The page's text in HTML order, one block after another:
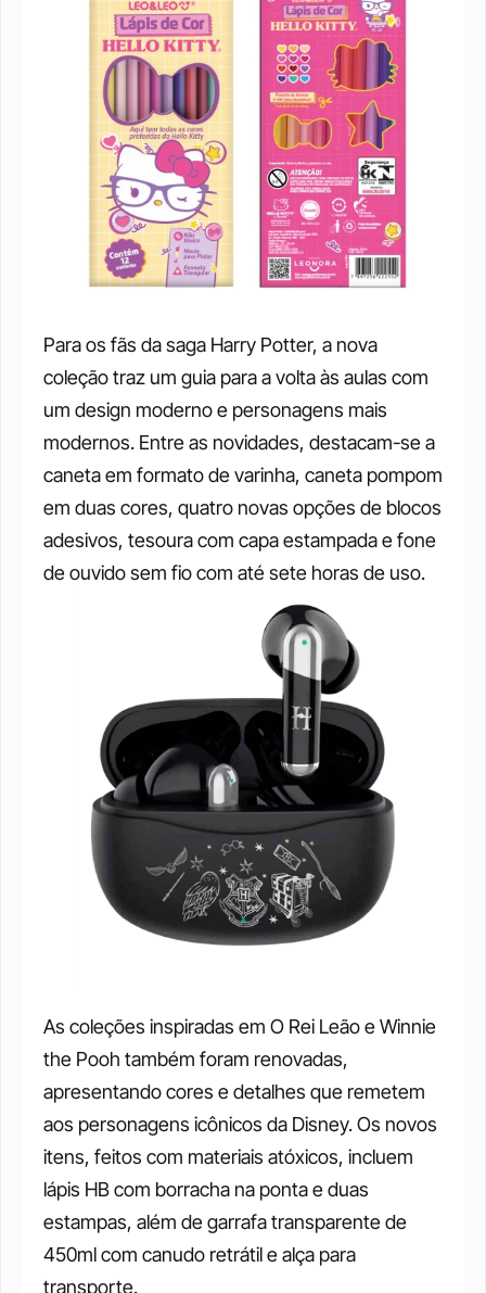
Para os fãs da saga Harry Potter, a nova
coleção traz um guia para a volta às aulas com
um design moderno e personagens mais
modernos. Entre as novidades, destacam-se a
caneta em formato de varinha, caneta pompom
em duas cores, quatro novas opções de blocos
adesivos, tesoura com capa estampada e fone
de ouvido sem fio com até sete horas de uso.
As coleções inspiradas em O Rei Leão e Winnie
the Pooh também foram renovadas,
apresentando cores e detalhes que remetem
aos personagens icônicos da Disney. Os novos
itens, feitos com materiais atóxicos, incluem
lápis HB com borracha na ponta e duas
estampas, além de garrafa transparente de
450ml com canudo retrátil e alça para
transporte.